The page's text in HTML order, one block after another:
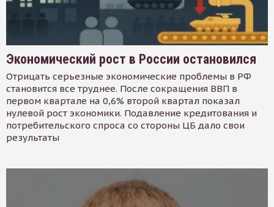
Экономический рост в России остановился
Отрицать серьезные экономические проблемы в РФ
становится все труднее. После сокращения ВВП в
первом квартале на 0,6% второй квартал показал
нулевой рост экономики. Подавление кредитования и
потребительского спроса со стороны ЦБ дало свои
результаты